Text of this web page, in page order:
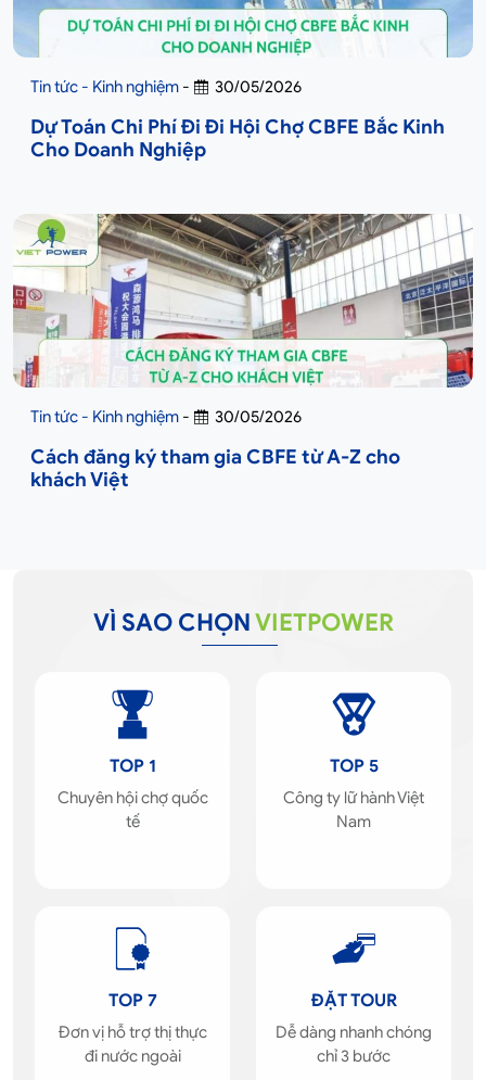
Tin tức - Kinh nghiệm - 30/05/2026
Dự Toán Chi Phí Đi Đi Hội Chợ CBFE Bắc Kinh
Cho Doanh Nghiệp
Tin tức - Kinh nghiệm - 30/05/2026
Cách đăng ký tham gia CBFE từ A-Z cho
khách Việt
VÌ SAO CHỌNVIETPOWER
TOP 1
Chuyên hội chợ quốc
tế
TOP 5
Công ty lữ hành Việt
Nam
TOP 7
Đơn vị hỗ trợ thị thực
đi nước ngoài
ĐẶT TOUR
Dễ dàng nhanh chóng
chỉ 3 bước